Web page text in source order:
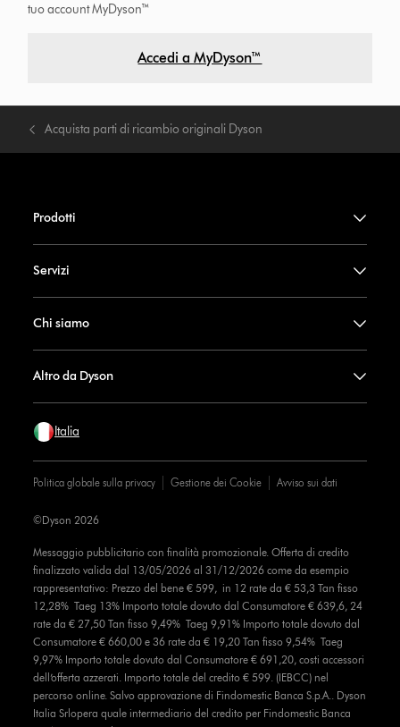
tuo account MyDyson™
Accedi a MyDyson™
Acquista parti di ricambio originali Dyson
Prodotti
Servizi
Chi siamo
Altro da Dyson
Italia
Politica globale sulla privacy Gestione dei Cookie Avviso sui dati
Messaggio pubblicitario con finalità promozionale. Offerta di credito
finalizzato valida dal 13/05/2026 al 31/12/2026 come da esempio
rappresentativo: Prezzo del bene € 599, in 12 rate da € 53,3 Tan fisso
12,28% Taeg 13% Importo totale dovuto dal Consumatore € 639,6, 24
rate da € 27,50 Tan fisso 9,49% Taeg 9,91% Importo totale dovuto dal
Consumatore € 660,00 e 36 rate da € 19,20 Tan fisso 9,54% Taeg
9,97% Importo totale dovuto dal Consumatore € 691,20, costi accessori
dell’offerta azzerati. Importo totale del credito € 599. (IEBCC) nel
percorso online. Salvo approvazione di Findomestic Banca S.p.A.. Dyson
Italia Srlopera quale intermediario del credito per Findomestic Banca
©Dyson 2026